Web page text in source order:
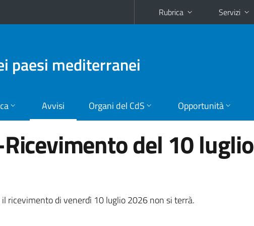
Rubrica Servizi
paesi mediterranei
Avvisi Organi del CdS Opportunità
del 10 luglio
ricevimento di venerdì 10 luglio 2026 non si terrà.